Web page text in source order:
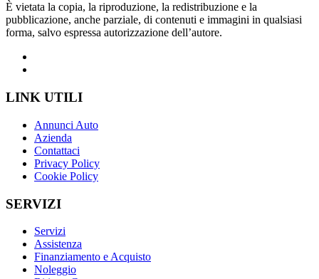
È vietata la copia, la riproduzione, la redistribuzione e la
pubblicazione, anche parziale, di contenuti e immagini in qualsiasi
forma, salvo espressa autorizzazione dell’autore.
LINK UTILI
Annunci Auto
Azienda
Contattaci
Privacy Policy
Cookie Policy
SERVIZI
Servizi
Assistenza
Finanziamento e Acquisto
Noleggio